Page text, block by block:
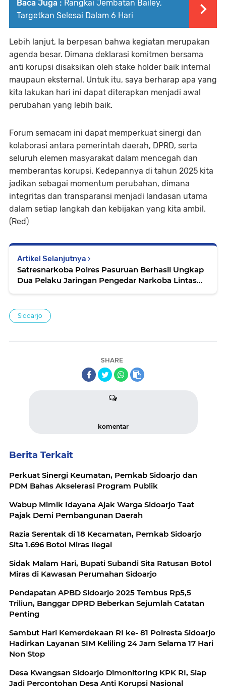
Baca Juga : Rangkai Jembatan Bailey,
Targetkan Selesai Dalam 6 Hari
Lebih lanjut, Ia berpesan bahwa kegiatan merupakan
agenda besar. Dimana deklarasi komitmen bersama
anti korupsi disaksikan oleh stake holder baik internal
maupaun eksternal. Untuk itu, saya berharap apa yang
kita lakukan hari ini dapat diterapkan menjadi awal
perubahan yang lebih baik.
Forum semacam ini dapat memperkuat sinergi dan
kolaborasi antara pemerintah daerah, DPRD, serta
seluruh elemen masyarakat dalam mencegah dan
memberantas korupsi. Kedepannya di tahun 2025 kita
jadikan sebagai momentum perubahan, dimana
integritas dan transparansi menjadi landasan utama
dalam setiap langkah dan kebijakan yang kita ambil.
(Red)
Artikel Selanjutnya
Satresnarkoba Polres Pasuruan Berhasil Ungkap
Dua Pelaku Jaringan Pengedar Narkoba Lintas
Sidoarjo
SHARE
komentar
Berita Terkait
Perkuat Sinergi Keumatan, Pemkab Sidoarjo dan
PDM Bahas Akselerasi Program Publik
Wabup Mimik Idayana Ajak Warga Sidoarjo Taat
Pajak Demi Pembangunan Daerah
Razia Serentak di 18 Kecamatan, Pemkab Sidoarjo
Sita 1.696 Botol Miras Ilegal
Sidak Malam Hari, Bupati Subandi Sita Ratusan Botol
Miras di Kawasan Perumahan Sidoarjo
Pendapatan APBD Sidoarjo 2025 Tembus Rp5,5
Triliun, Banggar DPRD Beberkan Sejumlah Catatan
Penting
Sambut Hari Kemerdekaan RI ke- 81 Polresta Sidoarjo
Hadirkan Layanan SIM Keliling 24 Jam Selama 17 Hari
Non Stop
Desa Kwangsan Sidoarjo Dimonitoring KPK RI, Siap
Jadi Percontohan Desa Anti Korupsi Nasional